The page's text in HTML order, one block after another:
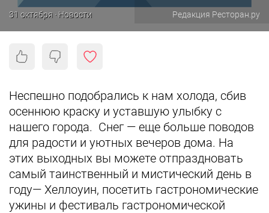
31 октября · Новости Редакция Ресторан.ру
Неспешно подобрались к нам холода, сбив
осеннюю краску и уставшую улыбку с
нашего города. Снег — еще больше поводов
для радости и уютных вечеров дома. На
этих выходных вы можете отпраздновать
самый таинственный и мистический день в
году— Хеллоуин, посетить гастрономические
ужины и фестиваль гастрономической